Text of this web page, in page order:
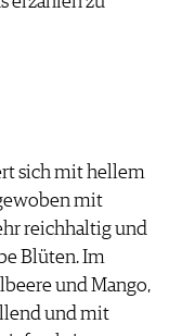
sich mit hellem
mit
reichhaltig und
Blüten. Im
und Mango,
und mit